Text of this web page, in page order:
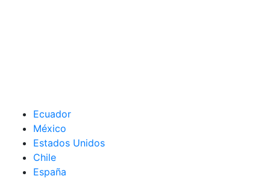
Ecuador
México
Estados Unidos
Chile
España